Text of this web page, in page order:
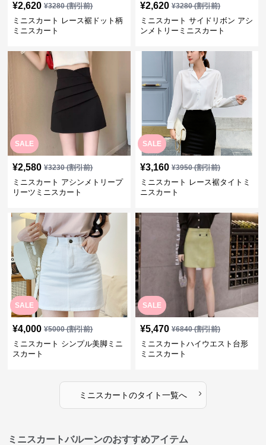
¥2,620 ¥3280(割引前)
ミニスカート レース裾ドット柄
ミニスカート
¥2,620 ¥3280(割引前)
ミニスカート サイドリボン アシ
ンメトリーミニスカート
SALE
¥2,580 ¥3230(割引前)
ミニスカート アシンメトリープ
リーツミニスカート
SALE
¥3,160 ¥3950(割引前)
ミニスカート レース裾タイトミ
ニスカート
SALE
¥4,000 ¥5000(割引前)
ミニスカート シンプル美脚ミニ
スカート
SALE
¥5,470 ¥6840(割引前)
ミニスカートハイウエスト台形
ミニスカート
ミニスカートのタイト一覧へ ›
ミニスカートバルーンのおすすめアイテム